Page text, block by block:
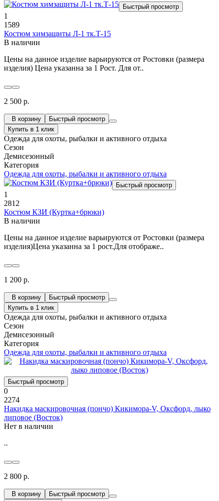
Быстрый просмотр
1
1589
Костюм химзащиты Л-1 тк.Т-15
В наличии
Цены на данное изделие варьируются от Ростовки (размера
изделия) Цена указанна за 1 Рост. Для от..
2 500 р.
В корзину
Быстрый просмотр
Купить в 1 клик
Одежда для охоты, рыбалки и активного отдыха
Сезон
Демисезонный
Категория
Одежда для охоты, рыбалки и активного отдыха
Быстрый просмотр
1
2812
Костюм КЗИ (Куртка+брюки)
В наличии
Цены на данное изделие варьируются от Ростовки (размера
изделия)Цена указанна за 1 рост.Для отображе..
1 200 р.
В корзину
Быстрый просмотр
Купить в 1 клик
Одежда для охоты, рыбалки и активного отдыха
Сезон
Демисезонный
Категория
Одежда для охоты, рыбалки и активного отдыха
Быстрый просмотр
0
2274
Накидка маскировочная (пончо) Кикимора-V, Оксфорд, лыко
липовое (Восток)
Нет в наличии
..
2 800 р.
В корзину
Быстрый просмотр